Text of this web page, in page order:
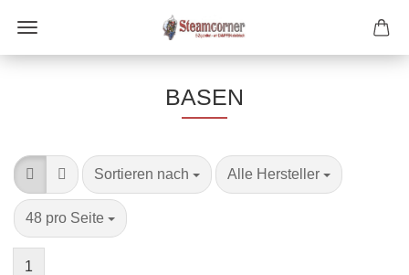
BASEN
Sortieren nach
Sortieren nach Alle Hersteller
pro Seite
48 pro Seite
pro Seite
1